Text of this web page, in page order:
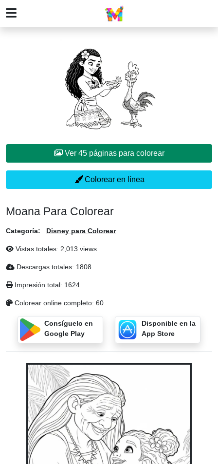
Ver 45 páginas para colorear
Colorear en línea
Moana Para Colorear
Categoría: Disney para Colorear
Vistas totales: 2,013 views
Descargas totales: 1808
Impresión total: 1624
Colorear online completo: 60
Consíguelo en
Google Play
Disponible en la
App Store